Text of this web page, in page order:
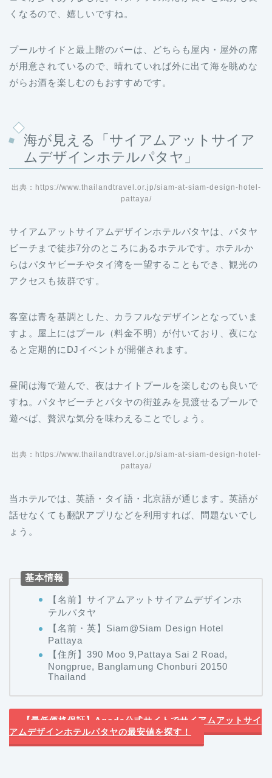
くなるので、嬉しいですね。
プールサイドと最上階のバーは、どちらも屋内・屋外の席
が用意されているので、晴れていれば外に出て海を眺めな
がらお酒を楽しむのもおすすめです。
海が見える「サイアムアットサイア
ムデザインホテルパタヤ」
出典：https://www.thailandtravel.or.jp/siam-at-siam-design-hotel-
pattaya/
サイアムアットサイアムデザインホテルパタヤは、パタヤ
ビーチまで徒歩7分のところにあるホテルです。ホテルか
らはパタヤビーチやタイ湾を一望することもでき、観光の
アクセスも抜群です。
客室は青を基調とした、カラフルなデザインとなっていま
すよ。屋上にはプール（料金不明）が付いており、夜にな
ると定期的にDJイベントが開催されます。
昼間は海で遊んで、夜はナイトプールを楽しむのも良いで
すね。パタヤビーチとパタヤの街並みを見渡せるプールで
遊べば、贅沢な気分を味わえることでしょう。
出典：https://www.thailandtravel.or.jp/siam-at-siam-design-hotel-
pattaya/
当ホテルでは、英語・タイ語・北京語が通じます。英語が
話せなくても翻訳アプリなどを利用すれば、問題ないでし
ょう。
基本情報
【名前】サイアムアットサイアムデザインホ
テルパタヤ
【名前・英】Siam@Siam Design Hotel
Pattaya
【住所】390 Moo 9,Pattaya Sai 2 Road,
Nongprue, Banglamung Chonburi 20150
Thailand
【最低価格保証】Agoda公式サイトでサイアムアットサイ
アムデザインホテルパタヤの最安値を探す！